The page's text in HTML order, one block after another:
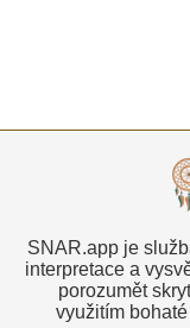
SNAR.app je
interpretace a
porozumět
využitím